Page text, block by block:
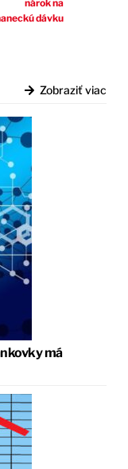
nárok na
dávku
Zobraziť viac
má